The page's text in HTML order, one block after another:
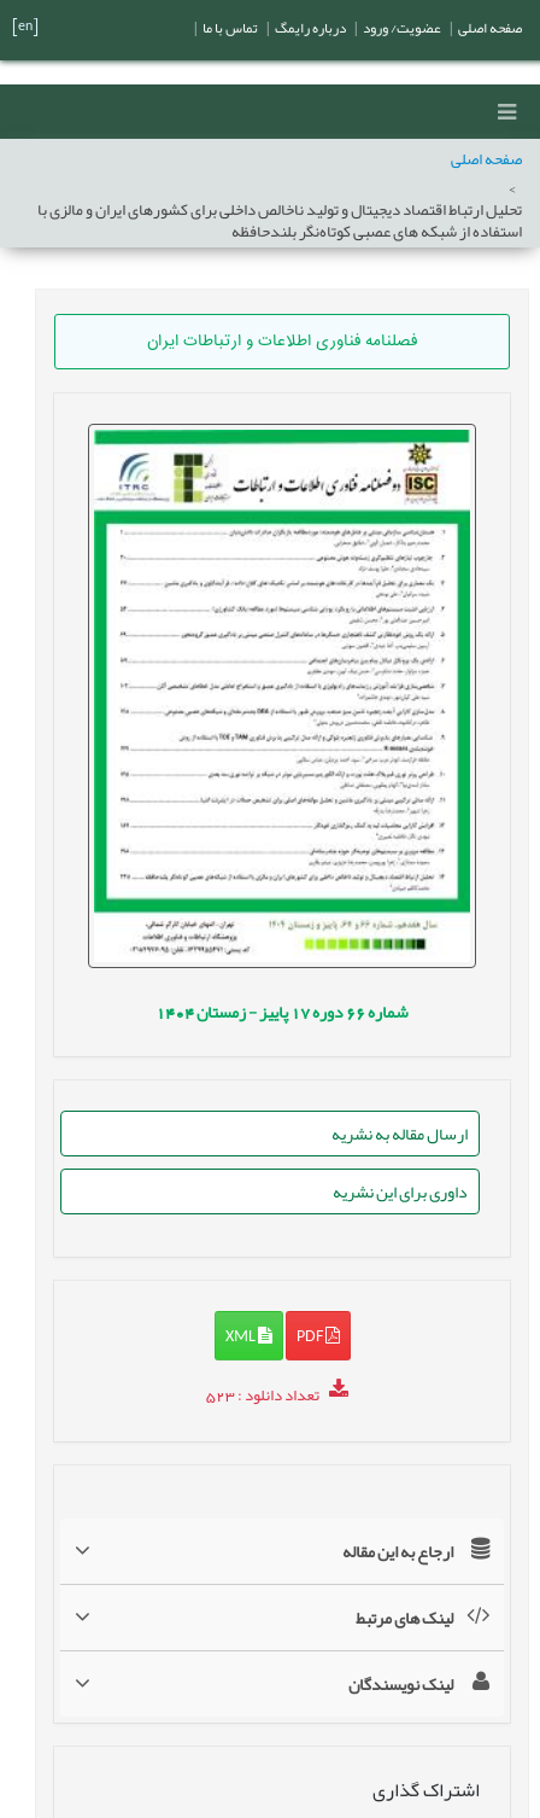
صفحه اصلی
تحلیل ارتباط اقتصاد دیجیتال و تولید ناخالص داخلی برای کشورهای ایران و مالزی با
استفاده از شبکه های عصبی کوتاه‌نگر بلندحافظه
فصلنامه فناوری اطلاعات و ارتباطات ایران
شماره66 دوره17 پاییز - زمستان1404
ارسال مقاله به نشریه
داوری برای این نشریه
PDF
XML
تعداد دانلود: 523
ارجاع به این مقاله
لینک های مرتبط
لینک نویسندگان
اشتراک گذاری
صفحه اصلی عضویت/ ورود درباره رایمگ تماس با ما